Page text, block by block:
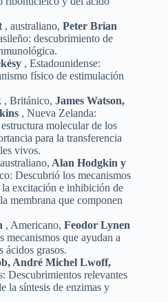
, australiano, Peter Brian
descubrimiento de
, Estadounidense:
físico de estimulación
, Británico, James Watson,
, Nueva Zelanda:
molecular de los
para la transferencia
vivos.
Alan Hodgkin y
Descubrió los mecanismos
excitación e inhibición de
membrana que componen
, Americano, Feodor Lynen
mecanismos que ayudan a
ácidos grasos.
André Michel Lwoff,
Descubrimientos relevantes
la síntesis de enzimas y